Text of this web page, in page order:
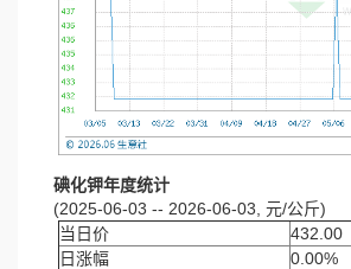
碘化钾年度统计
(2025-06-03 -- 2026-06-03, 元/公斤)
当日价
432.00
日涨幅
0.00%